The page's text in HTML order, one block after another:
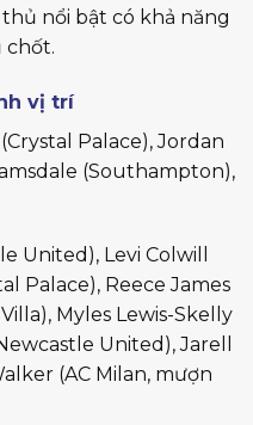
nổi bật có khả năng
chốt.
vị trí
Palace), Jordan
(Southampton),
United), Levi Colwill
Palace), Reece James
Myles Lewis-Skelly
United), Jarell
(AC Milan, mượn